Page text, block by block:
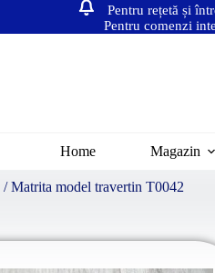
Pentru rețetă și
Pentru comenzi
Home Magazin
/ Matrita model travertin T0042